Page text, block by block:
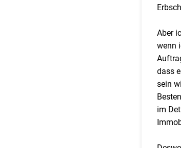
Aber
wenn
dass
sein
im